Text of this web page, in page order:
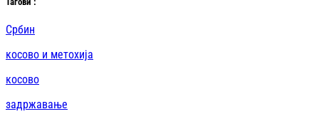
Србин
косово и метохија
косово
задржавање